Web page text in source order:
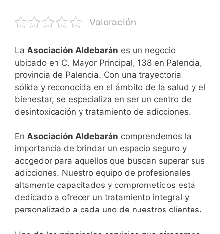
Valoración
La Asociación Aldebarán es un negocio
ubicado en C. Mayor Principal, 138 en Palencia,
provincia de Palencia. Con una trayectoria
sólida y reconocida en el ámbito de la salud y el
bienestar, se especializa en ser un centro de
desintoxicación y tratamiento de adicciones.
En Asociación Aldebarán comprendemos la
importancia de brindar un espacio seguro y
acogedor para aquellos que buscan superar sus
adicciones. Nuestro equipo de profesionales
altamente capacitados y comprometidos está
dedicado a ofrecer un tratamiento integral y
personalizado a cada uno de nuestros clientes.